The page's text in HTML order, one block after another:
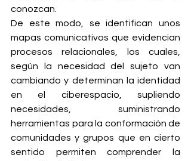
conozcan.
De este modo, se identifican unos
mapas comunicativos que evidencian
procesos relacionales, los cuales,
según la necesidad del sujeto van
cambiando y determinan la identidad
en el ciberespacio, supliendo
necesidades, suministrando
herramientas para la conformación de
comunidades y grupos que en cierto
sentido permiten comprender la